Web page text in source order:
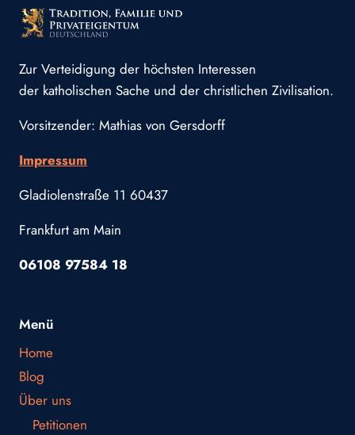
Zur Verteidigung der höchsten Interessen
der katholischen Sache und der christlichen Zivilisation.
Vorsitzender: Mathias von Gersdorff
Impressum
Gladiolenstraße 11 60437
Frankfurt am Main
06108 97584 18
Menü
Home
Blog
Über uns
Petitionen